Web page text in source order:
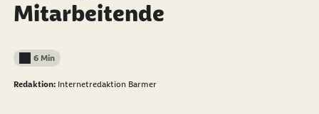
Mitarbeitende
Lesedauer weniger als
6 Min
Redaktion: Internetredaktion Barmer